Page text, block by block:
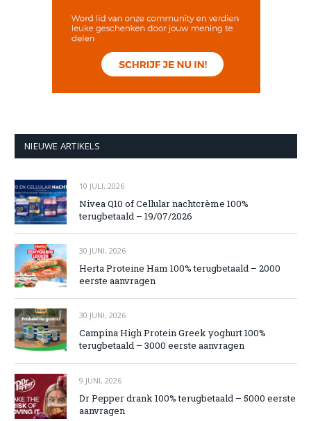
NIEUWE ARTIKELS
10 JULI, 2026
Nivea Q10 of Cellular nachtcrème 100%
terugbetaald – 19/07/2026
30 JUNI, 2026
Herta Proteine Ham 100% terugbetaald – 2000
eerste aanvragen
30 JUNI, 2026
Campina High Protein Greek yoghurt 100%
terugbetaald – 3000 eerste aanvragen
9 JUNI, 2026
Dr Pepper drank 100% terugbetaald – 5000 eerste
aanvragen